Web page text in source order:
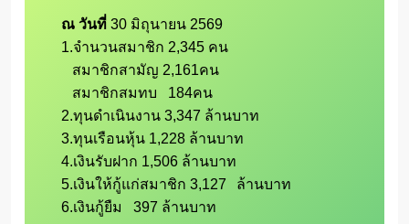
ณ วันที่ 30 มิถุนายน 2569
1.จำนวนสมาชิก 2,345 คน
2.ทุนดำเนินงาน 3,347 ล้านบาท
3.ทุนเรือนหุ้น 1,228 ล้านบาท
4.เงินรับฝาก 1,506 ล้านบาท
5.เงินให้กู้แก่สมาชิก 3,127	ล้านบาท
6.เงินกู้ยืม   397 ล้านบาท